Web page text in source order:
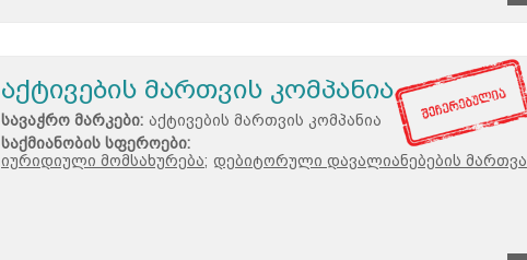
აქტივების მართვის კომპანია
სავაჭრო მარკები: აქტივების მართვის კომპანია
საქმიანობის სფეროები:
იურიდიული მომსახურება; დებიტორული დავალიანებების მართვა